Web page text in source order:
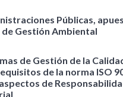
Públicas,
de Gestión Ambiental
de Gestión de la
de la norma ISO
de